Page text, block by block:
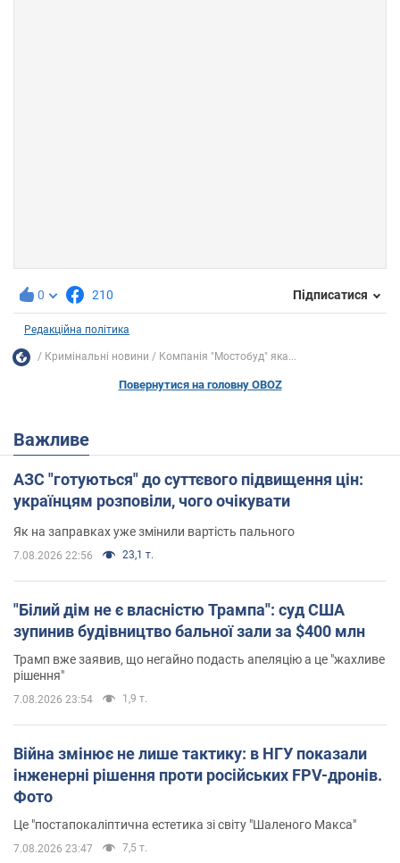
0 210 Підписатися
Редакційна політика
Кримінальні новини Компанія "Мостобуд" яка...
Повернутися на головну OBOZ
Важливе
АЗС "готуються" до суттєвого підвищення цін:
українцям розповіли, чого очікувати
Як на заправках уже змінили вартість пального
7.08.2026 22:56 23,1 т.
"Білий дім не є власністю Трампа": суд США
зупинив будівництво бальної зали за $400 млн
Трамп вже заявив, що негайно подасть апеляцію а це "жахливе
рішення"
7.08.2026 23:54 1,9 т.
Війна змінює не лише тактику: в НГУ показали
інженерні рішення проти російських FPV-дронів.
Фото
Це "постапокаліптична естетика зі світу "Шаленого Макса"
7.08.2026 23:47 7,5 т.